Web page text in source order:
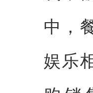
中，
娱乐